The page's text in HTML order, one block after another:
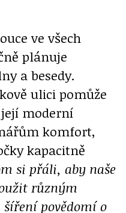
ve všech
plánuje
a besedy.
ulici pomůže
moderní
komfort,
kapacitně
si přáli, aby naše
různým
povědomí o